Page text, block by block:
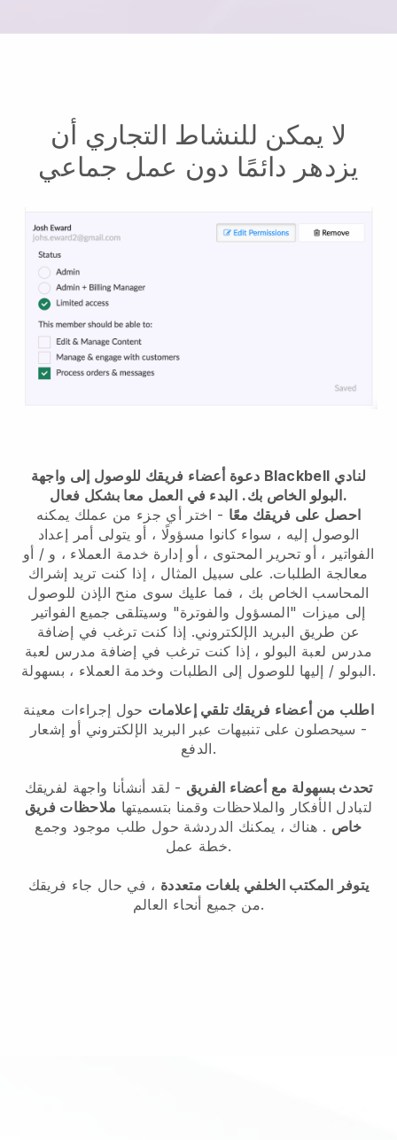
لا يمكن للنشاط التجاري أن
يزدهر دائمًا دون عمل جماعي
دعوة أعضاء فريقك للوصول إلى واجهة Blackbell لنادي
البولو الخاص بك.البدء في العمل معا بشكل فعال.
احصل على فريقك معًا - اختر أي جزء من عملك يمكنه
الوصول إليه ، سواء كانوا مسؤولًا ، أو يتولى أمر إعداد
الفواتير ، أو تحرير المحتوى ، أو إدارة خدمة العملاء ، و / أو
معالجة الطلبات. على سبيل المثال ، إذا كنت تريد إشراك
المحاسب الخاص بك ، فما عليك سوى منح الإذن للوصول
إلى ميزات "المسؤول والفوترة" وسيتلقى جميع الفواتير
عن طريق البريد الإلكتروني. إذا كنت ترغب في إضافة
مدرس لعبة البولو ، إذا كنت ترغب في إضافة مدرس لعبة
البولو/ إليها للوصول إلى الطلبات وخدمة العملاء ، بسهولة.
اطلب من أعضاء فريقك تلقي إعلامات حول إجراءات معينة
- سيحصلون على تنبيهات عبر البريد الإلكتروني أو إشعار
الدفع.
تحدث بسهولة مع أعضاء الفريق - لقد أنشأنا واجهة لفريقك
لتبادل الأفكار والملاحظات وقمنا بتسميتها ملاحظات فريق
خاص . هناك ، يمكنك الدردشة حول طلب موجود وجمع
خطة عمل.
يتوفر المكتب الخلفي بلغات متعددة ، في حال جاء فريقك
من جميع أنحاء العالم.